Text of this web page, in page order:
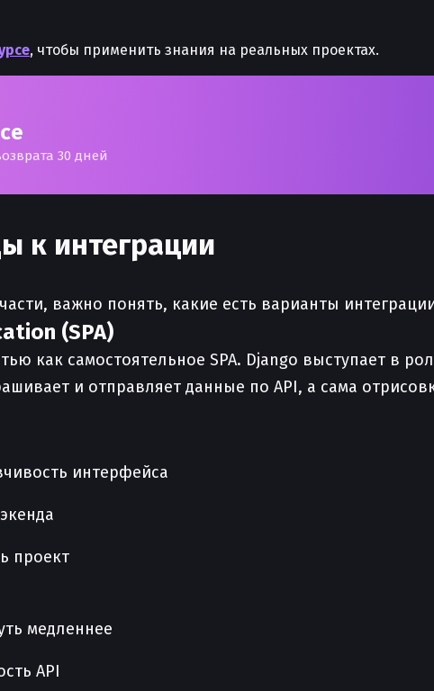
, чтобы применить знания на реальных проектах.
30 дней
к интеграции
важно понять, какие есть варианты
(SPA)
как самостоятельное SPA. Django выступает в
и отправляет данные по API, а сама
интерфейса
проект
медленнее
API